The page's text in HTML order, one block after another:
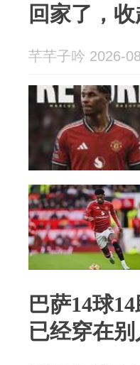
回家了，
芊芊子吟 2026-
巴萨14球
已经穿在